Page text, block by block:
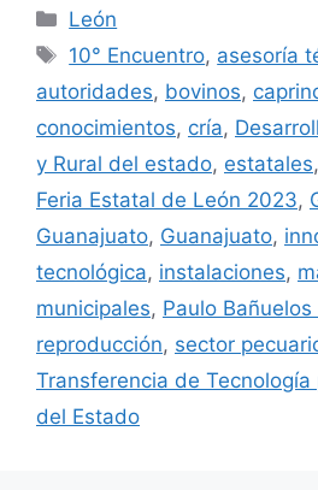
Categorías
León
Etiquetas
10° Encuentro, asesoría
autoridades, bovinos,
conocimientos, cría,
y Rural del estado, estatales,
Feria Estatal de León 2023,
Guanajuato, Guanajuato,
tecnológica, instalaciones,
municipales, Paulo Bañuelos
reproducción, sector
Transferencia de Tecnología
del Estado